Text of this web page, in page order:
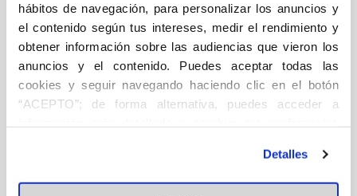
hábitos de navegación, para personalizar los anuncios y
el contenido según tus intereses, medir el rendimiento y
obtener información sobre las audiencias que vieron los
anuncios y el contenido. Puedes aceptar todas las
cookies y seguir navegando haciendo clic en el botón
“ACEPTO”; de forma alternativa, puedes acceder a
en el botón "Personalizar". Para más información puedes
visitar nuestra Política de Cookies
Detalles
shared
architecture
Un equipo multidisciplinar compuesto por arquitectos
de muy diversas especialidades, por matemáticos y
por estudiantes, todos ellos de la Escuela Politécnica
Superior de la Universidad CEU San Pablo, trabajaron
coordinadamente a lo largo de 7 meses, para realizar
la propuesta que aquí se presenta con sus argumentos
desarrollado a través de la propuesta resuelve de